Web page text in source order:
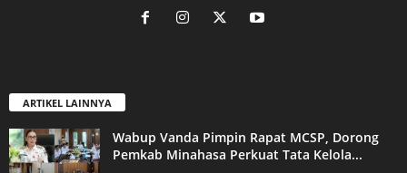
ARTIKEL LAINNYA
Wabup Vanda Pimpin Rapat MCSP, Dorong
Pemkab Minahasa Perkuat Tata Kelola...